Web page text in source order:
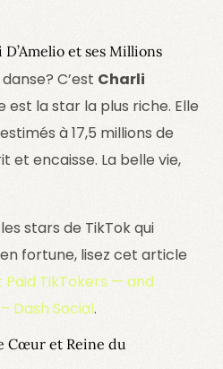
et ses Millions
C’est Charli
est la star la plus riche. Elle
à 17,5 millions de
et encaisse. La belle vie,
stars de TikTok qui
fortune, lisez cet article
Paid TikTokers — and
Dash Social.
Cœur et Reine du